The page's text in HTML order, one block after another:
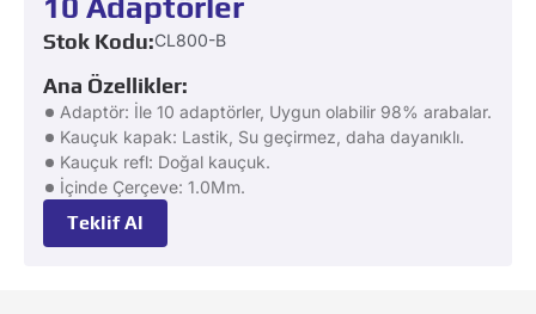
Stok Kodu:CL800-B
Ana Özellikler:
Adaptör: İle 10 adaptörler, Uygun olabilir 98% arabalar.
Kauçuk kapak: Lastik, Su geçirmez, daha dayanıklı.
Kauçuk refl: Doğal kauçuk.
İçinde Çerçeve: 1.0Mm.
Teklif Al